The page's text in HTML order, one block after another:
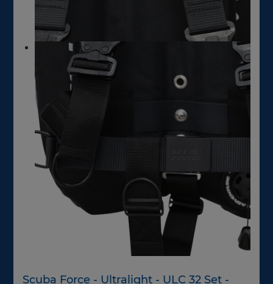
Scuba Force - Ultralight - ULC 32 Set -